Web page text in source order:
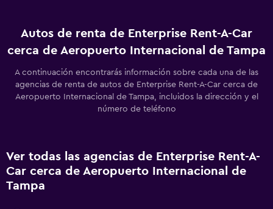
Autos de renta de Enterprise Rent-A-Car
cerca de Aeropuerto Internacional de Tampa
A continuación encontrarás información sobre cada una de las
agencias de renta de autos de Enterprise Rent-A-Car cerca de
Aeropuerto Internacional de Tampa, incluidos la dirección y el
número de teléfono
Ver todas las agencias de Enterprise Rent-A-
Car cerca de Aeropuerto Internacional de
Tampa